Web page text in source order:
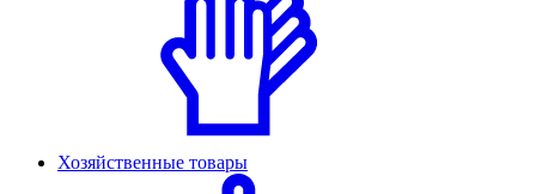
Хозяйственные товары